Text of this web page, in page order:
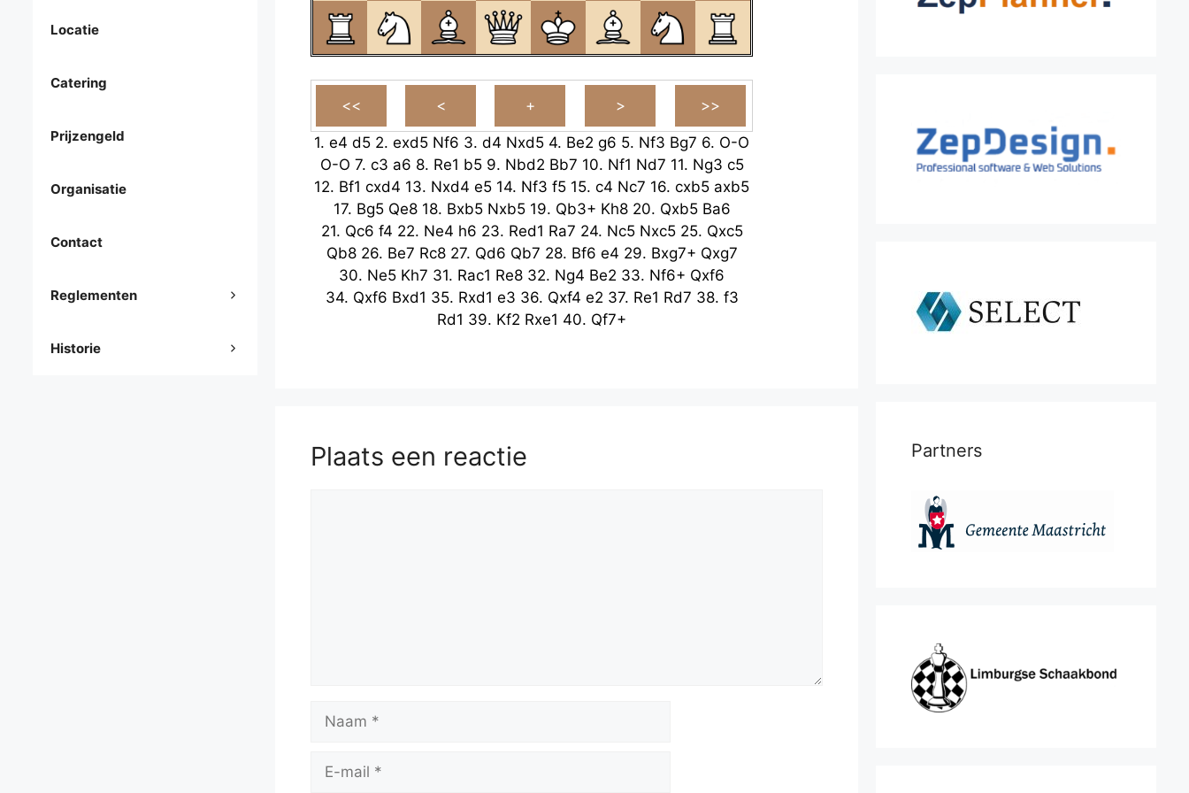
1. e4 d5 2. exd5 Nf6 3. d4 Nxd5 4. Be2 g6 5. Nf3 Bg7 6. O-O
O-O 7. c3 a6 8. Re1 b5 9. Nbd2 Bb7 10. Nf1 Nd7 11. Ng3 c5
12. Bf1 cxd4 13. Nxd4 e5 14. Nf3 f5 15. c4 Nc7 16. cxb5 axb5
17. Bg5 Qe8 18. Bxb5 Nxb5 19. Qb3+ Kh8 20. Qxb5 Ba6
21. Qc6 f4 22. Ne4 h6 23. Red1 Ra7 24. Nc5 Nxc5 25. Qxc5
Qb8 26. Be7 Rc8 27. Qd6 Qb7 28. Bf6 e4 29. Bxg7+ Qxg7
30. Ne5 Kh7 31. Rac1 Re8 32. Ng4 Be2 33. Nf6+ Qxf6
34. Qxf6 Bxd1 35. Rxd1 e3 36. Qxf4 e2 37. Re1 Rd7 38. f3
Rd1 39. Kf2 Rxe1 40. Qf7+
Plaats een reactie
mail
Locatie
Catering
Prijzengeld
Organisatie
Contact
Reglementen
Historie
Partners